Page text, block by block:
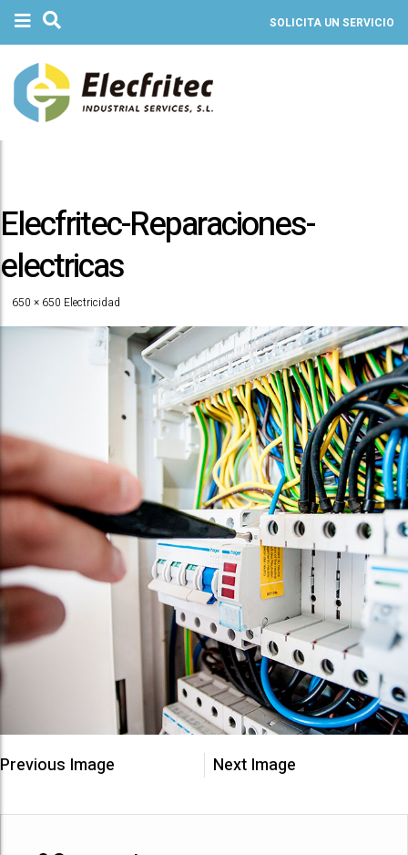
SOLICITA UN SERVICIO
Elecfritec-Reparaciones-
electricas
650 × 650 Electricidad
Previous Image Next Image